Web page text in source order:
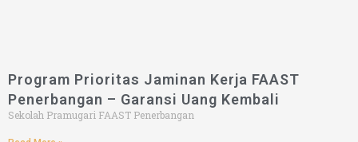
Program Prioritas Jaminan Kerja FAAST
Penerbangan – Garansi Uang Kembali
Sekolah Pramugari FAAST Penerbangan